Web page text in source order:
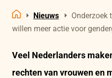
Home
Nieuws
Onderzoek
willen meer actie voor
Veel Nederlanders
rechten van vrouwen en